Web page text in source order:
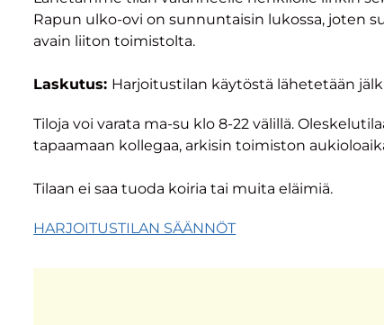
Rapun ulko-ovi on sunnuntaisin lukossa, joten
avain liiton toimistolta.
Laskutus: Harjoitustilan käytöstä lähetetään
Tiloja voi varata ma-su klo 8-22 välillä.
tapaamaan kollegaa, arkisin toimiston
Tilaan ei saa tuoda koiria tai muita eläimiä.
HARJOITUSTILAN SÄÄNNÖT